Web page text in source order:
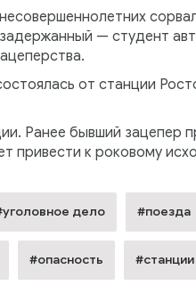
— студент
от станции
Ранее бывший зацепер
привести к роковому
дело #поезда
#опасность #станции